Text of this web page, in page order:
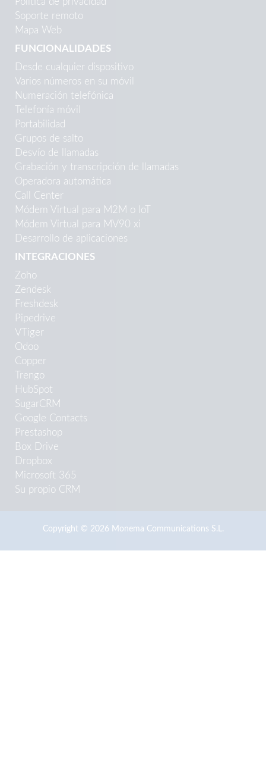
Soporte remoto
Mapa Web
FUNCIONALIDADES
Desde cualquier dispositivo
Varios números en su móvil
Numeración telefónica
Telefonía móvil
Portabilidad
Grupos de salto
Desvío de llamadas
Grabación y transcripción de llamadas
Operadora automática
Call Center
Módem Virtual para M2M o IoT
Módem Virtual para MV90 xi
Desarrollo de aplicaciones
INTEGRACIONES
Zoho
Zendesk
Freshdesk
Pipedrive
VTiger
Odoo
Copper
Trengo
HubSpot
SugarCRM
Google Contacts
Prestashop
Box Drive
Dropbox
Microsoft 365
Su propio CRM
Copyright © 2026 Monema Communications S.L.